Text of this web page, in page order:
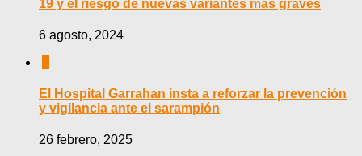
19 y el riesgo de nuevas variantes más graves
6 agosto, 2024
El Hospital Garrahan insta a reforzar la prevención
y vigilancia ante el sarampión
26 febrero, 2025